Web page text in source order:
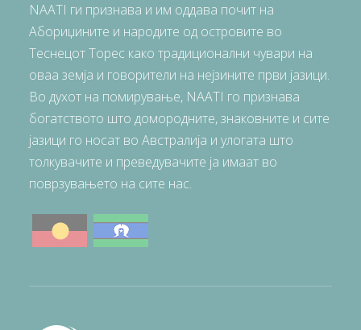
NAATI ги признава и им оддава почит на
Абориџините и народите од островите во
Теснецот Торес како традиционални чувари на
оваа земја и говорители на нејзините први јазици.
Во духот на помирување, NAATI го признава
богатството што домородните, знаковните и сите
јазици го носат во Австралија и улогата што
толкувачите и преведувачите ја имаат во
поврзувањето на сите нас.